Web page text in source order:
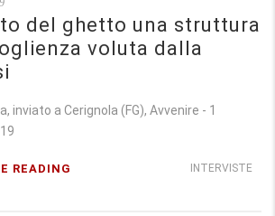
del ghetto una struttura
voluta dalla
inviato a Cerignola (FG), Avvenire - 1
INTERVISTE
READING